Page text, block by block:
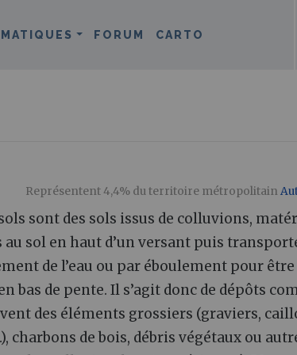
FORUM CARTO
Représentent 4,4% du territoire métropolitain
sont des sols issus de colluvions,
au sol en haut d’un versant puis
de l’eau ou par éboulement pour
bas de pente. Il s’agit donc de dépôts
des éléments grossiers (graviers,
charbons de bois, débris végétaux ou